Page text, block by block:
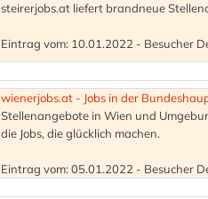
steirerjobs.at liefert brandneue
Eintrag vom: 10.01.2022 - Besucher
wienerjobs.at - Jobs in der
Stellenangebote in Wien und
die Jobs, die glücklich machen.
Eintrag vom: 05.01.2022 - Besucher